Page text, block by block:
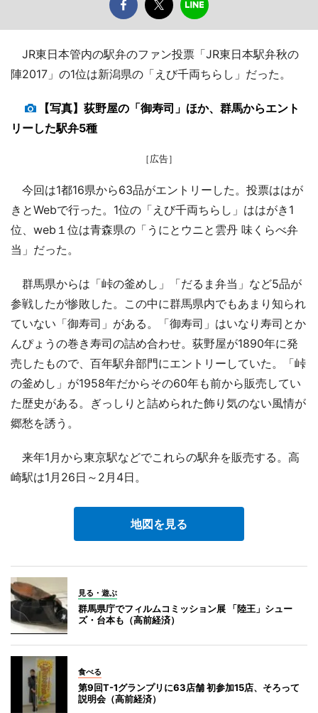
JR東日本管内の駅弁のファン投票「JR東日本駅弁秋の
陣2017」の1位は新潟県の「えび千両ちらし」だった。
【写真】荻野屋の「御寿司」ほか、群馬からエント
リーした駅弁5種
［広告］
今回は1都16県から63品がエントリーした。投票ははが
きとWebで行った。1位の「えび千両ちらし」ははがき1
位、web１位は青森県の「うにとウニと雲丹 味くらべ弁
当」だった。
群馬県からは「峠の釜めし」「だるま弁当」など5品が
参戦したが惨敗した。この中に群馬県内でもあまり知られ
ていない「御寿司」がある。「御寿司」はいなり寿司とか
んぴょうの巻き寿司の詰め合わせ。荻野屋が1890年に発
売したもので、百年駅弁部門にエントリーしていた。「峠
の釜めし」が1958年だからその60年も前から販売してい
た歴史がある。ぎっしりと詰められた飾り気のない風情が
郷愁を誘う。
来年1月から東京駅などでこれらの駅弁を販売する。高
崎駅は1月26日～2月4日。
地図を見る
見る・遊ぶ
群馬県庁でフィルムコミッション展 「陸王」シュー
ズ・台本も（高前経済）
食べる
第9回T-1グランプリに63店舗 初参加15店、そろって
説明会（高前経済）